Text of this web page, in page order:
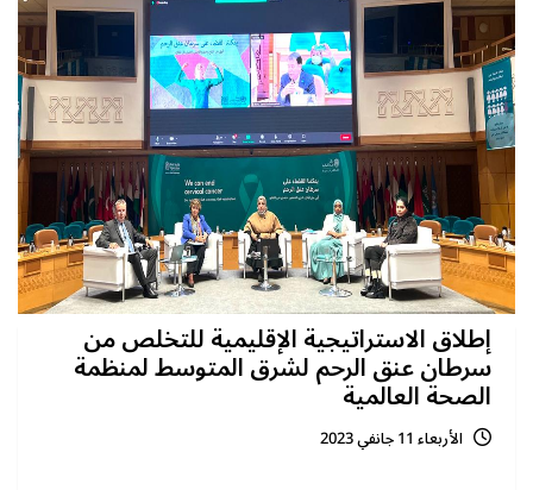
إطلاق الاستراتيجية الإقليمية للتخلص من
سرطان عنق الرحم لشرق المتوسط لمنظمة
الصحة العالمية
الأربعاء 11 جانفي 2023